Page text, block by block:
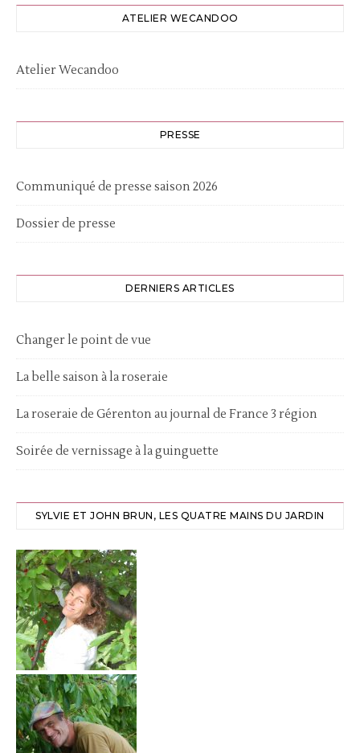
ATELIER WECANDOO
Atelier Wecandoo
PRESSE
Communiqué de presse saison 2026
Dossier de presse
DERNIERS ARTICLES
Changer le point de vue
La belle saison à la roseraie
La roseraie de Gérenton au journal de France 3 région
Soirée de vernissage à la guinguette
SYLVIE ET JOHN BRUN, LES QUATRE MAINS DU JARDIN